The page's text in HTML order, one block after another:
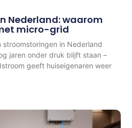
Nederland: waarom
micro-grid
in Nederland
jaren onder druk blijft staan –
geeft huiseigenaren weer